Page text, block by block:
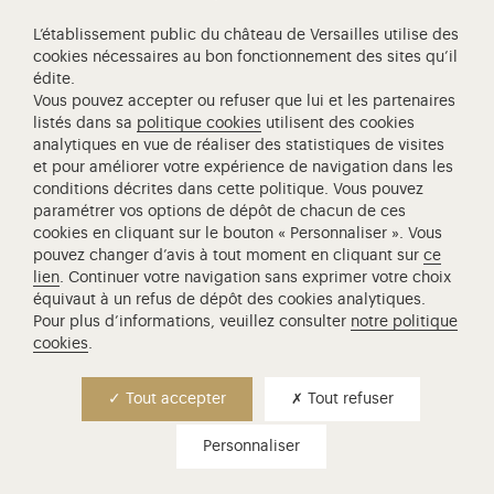
Visite famille - à partir de 5 ans
visite famille - petites
histoires estivales
Petites histoires, secrets bien gardés, anecdotes
surprenantes, venez découvrir lors de cette
promenade au hameau de la Reine la vie
quotidienne de la Cour, à l'heure estivale. Une
incursion en famille dans la vie fourmillante du
domaine de…
Lire la suite
L’établissement public du château de Versailles utilise des
cookies nécessaires au bon fonctionnement des sites qu’il
édite.
Vous pouvez accepter ou refuser que lui et les partenaires
listés dans sa politique cookies utilisent des cookies
analytiques en vue de réaliser des statistiques de visites
et pour améliorer votre expérience de navigation dans les
conditions décrites dans cette politique. Vous pouvez
paramétrer vos options de dépôt de chacun de ces
cookies en cliquant sur le bouton « Personnaliser ». Vous
pouvez changer d’avis à tout moment en cliquant surce
lien. Continuer votre navigation sans exprimer votre choix
équivaut à un refus de dépôt des cookies analytiques.
Pour plus d’informations, veuillez consulter notre politique
cookies.
Tout accepter Tout refuser
Personnaliser